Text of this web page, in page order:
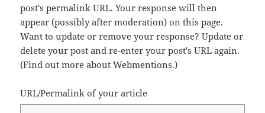
post's permalink URL. Your response will then
appear (possibly after moderation) on this page.
Want to update or remove your response? Update or
delete your post and re-enter your post's URL again.
(Find out more about Webmentions.)
URL/Permalink of your article